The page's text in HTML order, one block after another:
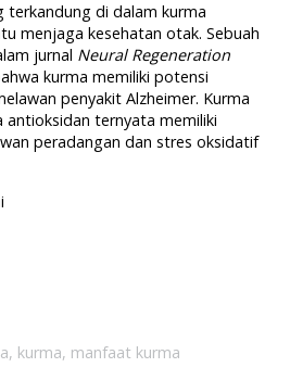
terkandung di dalam kurma
menjaga kesehatan otak. Sebuah
jurnal Neural Regeneration
kurma memiliki potensi
penyakit Alzheimer. Kurma
antioksidan ternyata memiliki
peradangan dan stres oksidatif
, kurma, manfaat kurma